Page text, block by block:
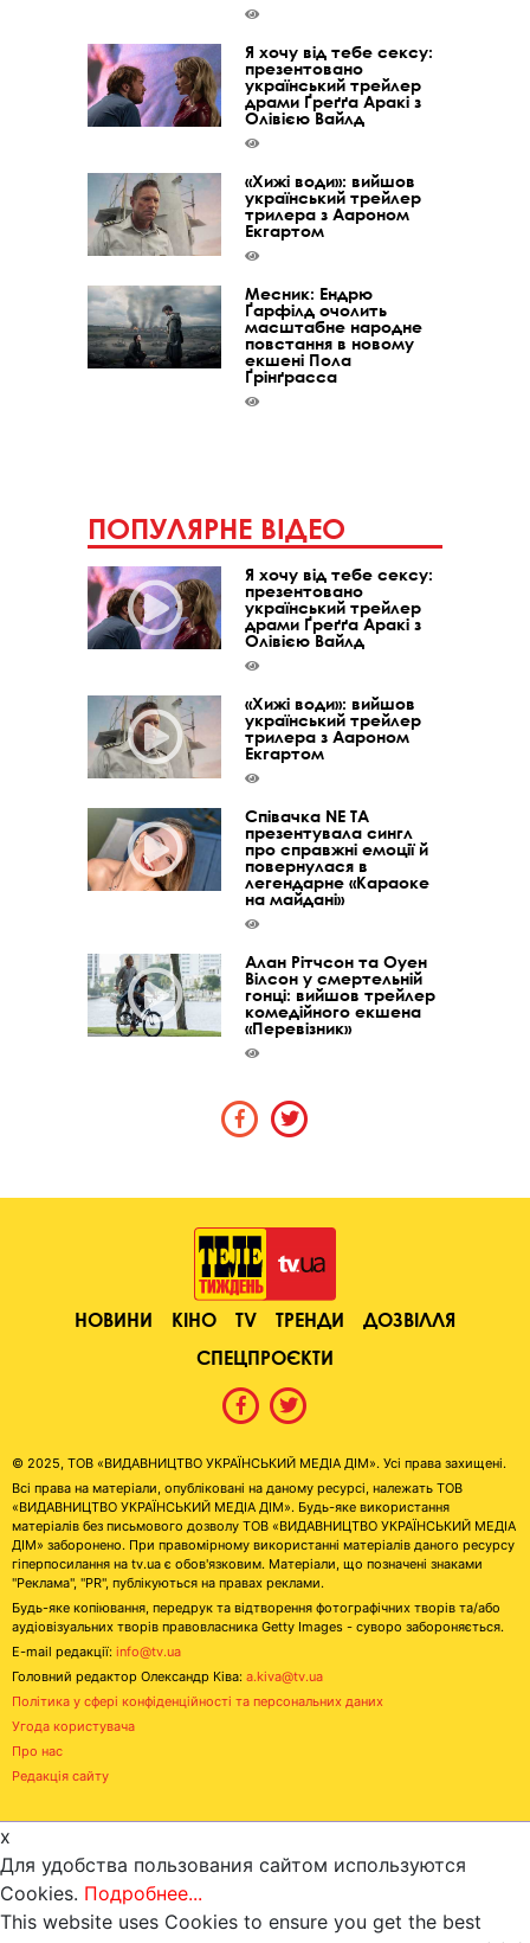
Я хочу від тебе сексу:
презентовано
український трейлер
драми Ґреґґа Аракі з
Олівією Вайлд
«Хижі води»: вийшов
український трейлер
трилера з Аароном
Екгартом
Месник: Ендрю
Ґарфілд очолить
масштабне народне
повстання в новому
екшені Пола
Ґрінґрасса
ПОПУЛЯРНЕ ВІДЕО
Я хочу від тебе сексу:
презентовано
український трейлер
драми Ґреґґа Аракі з
Олівією Вайлд
«Хижі води»: вийшов
український трейлер
трилера з Аароном
Екгартом
Співачка NE TA
презентувала сингл
про справжні емоції й
повернулася в
легендарне «Караоке
на майдані»
Алан Рітчсон та Оуен
Вілсон у смертельній
гонці: вийшов трейлер
комедійного екшена
«Перевізник»
НОВИНИ КІНО TV ТРЕНДИ
ДОЗВІЛЛЯ
СПЕЦПРОЄКТИ
© 2025, ТОВ «ВИДАВНИЦТВО УКРАЇНСЬКИЙ МЕДІА ДІМ». Усі права захищені.
Всі права на матеріали, опубліковані на даному ресурсі, належать ТОВ
«ВИДАВНИЦТВО УКРАЇНСЬКИЙ МЕДІА ДІМ». Будь-яке використання
матеріалів без письмового дозволу ТОВ «ВИДАВНИЦТВО УКРАЇНСЬКИЙ МЕДІА
ДІМ» заборонено. При правомірному використанні матеріалів даного ресурсу
гіперпосилання на tv.ua є обов'язковим. Матеріали, що позначені знаками
"Реклама", "PR", публікуються на правах реклами.
Будь-яке копіювання, передрук та відтворення фотографічних творів та/або
аудіовізуальних творів правовласника Getty Images - суворо забороняється.
E-mail редакції: info@tv.ua
Головний редактор Олександр Ківа: a.kiva@tv.ua
Політика у сфері конфіденційності та персональних даних
Угода користувача
Про нас
Редакція сайту
x
Для удобства пользования сайтом используются
Cookies. Подробнее...
This website uses Cookies to ensure you get the best